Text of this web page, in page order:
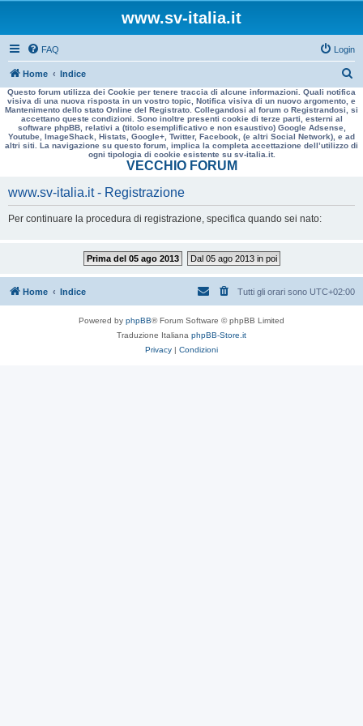
www.sv-italia.it
FAQ Login
Home Indice
e
r
a
Questo forum utilizza dei Cookie per tenere traccia di alcune informazioni. Quali notifica
visiva di una nuova risposta in un vostro topic, Notifica visiva di un nuovo argomento, e
Mantenimento dello stato Online del Registrato. Collegandosi al forum o Registrandosi, si
accettano queste condizioni. Sono inoltre presenti cookie di terze parti, esterni al
software phpBB, relativi a (titolo esemplificativo e non esaustivo) Google Adsense,
Youtube, ImageShack, Histats, Google+, Twitter, Facebook, (e altri Social Network), e ad
altri siti. La navigazione su questo forum, implica la completa accettazione dell’utilizzo di
ogni tipologia di cookie esistente su sv-italia.it.
VECCHIO FORUM
www.sv-italia.it - Registrazione
Per continuare la procedura di registrazione, specifica quando sei nato:
Prima del 05 ago 2013 Dal 05 ago 2013 in poi
Home Indice Tutti gli orari sono UTC+02:00
Powered by phpBB® Forum Software © phpBB Limited
Traduzione Italiana phpBB-Store.it
Privacy | Condizioni